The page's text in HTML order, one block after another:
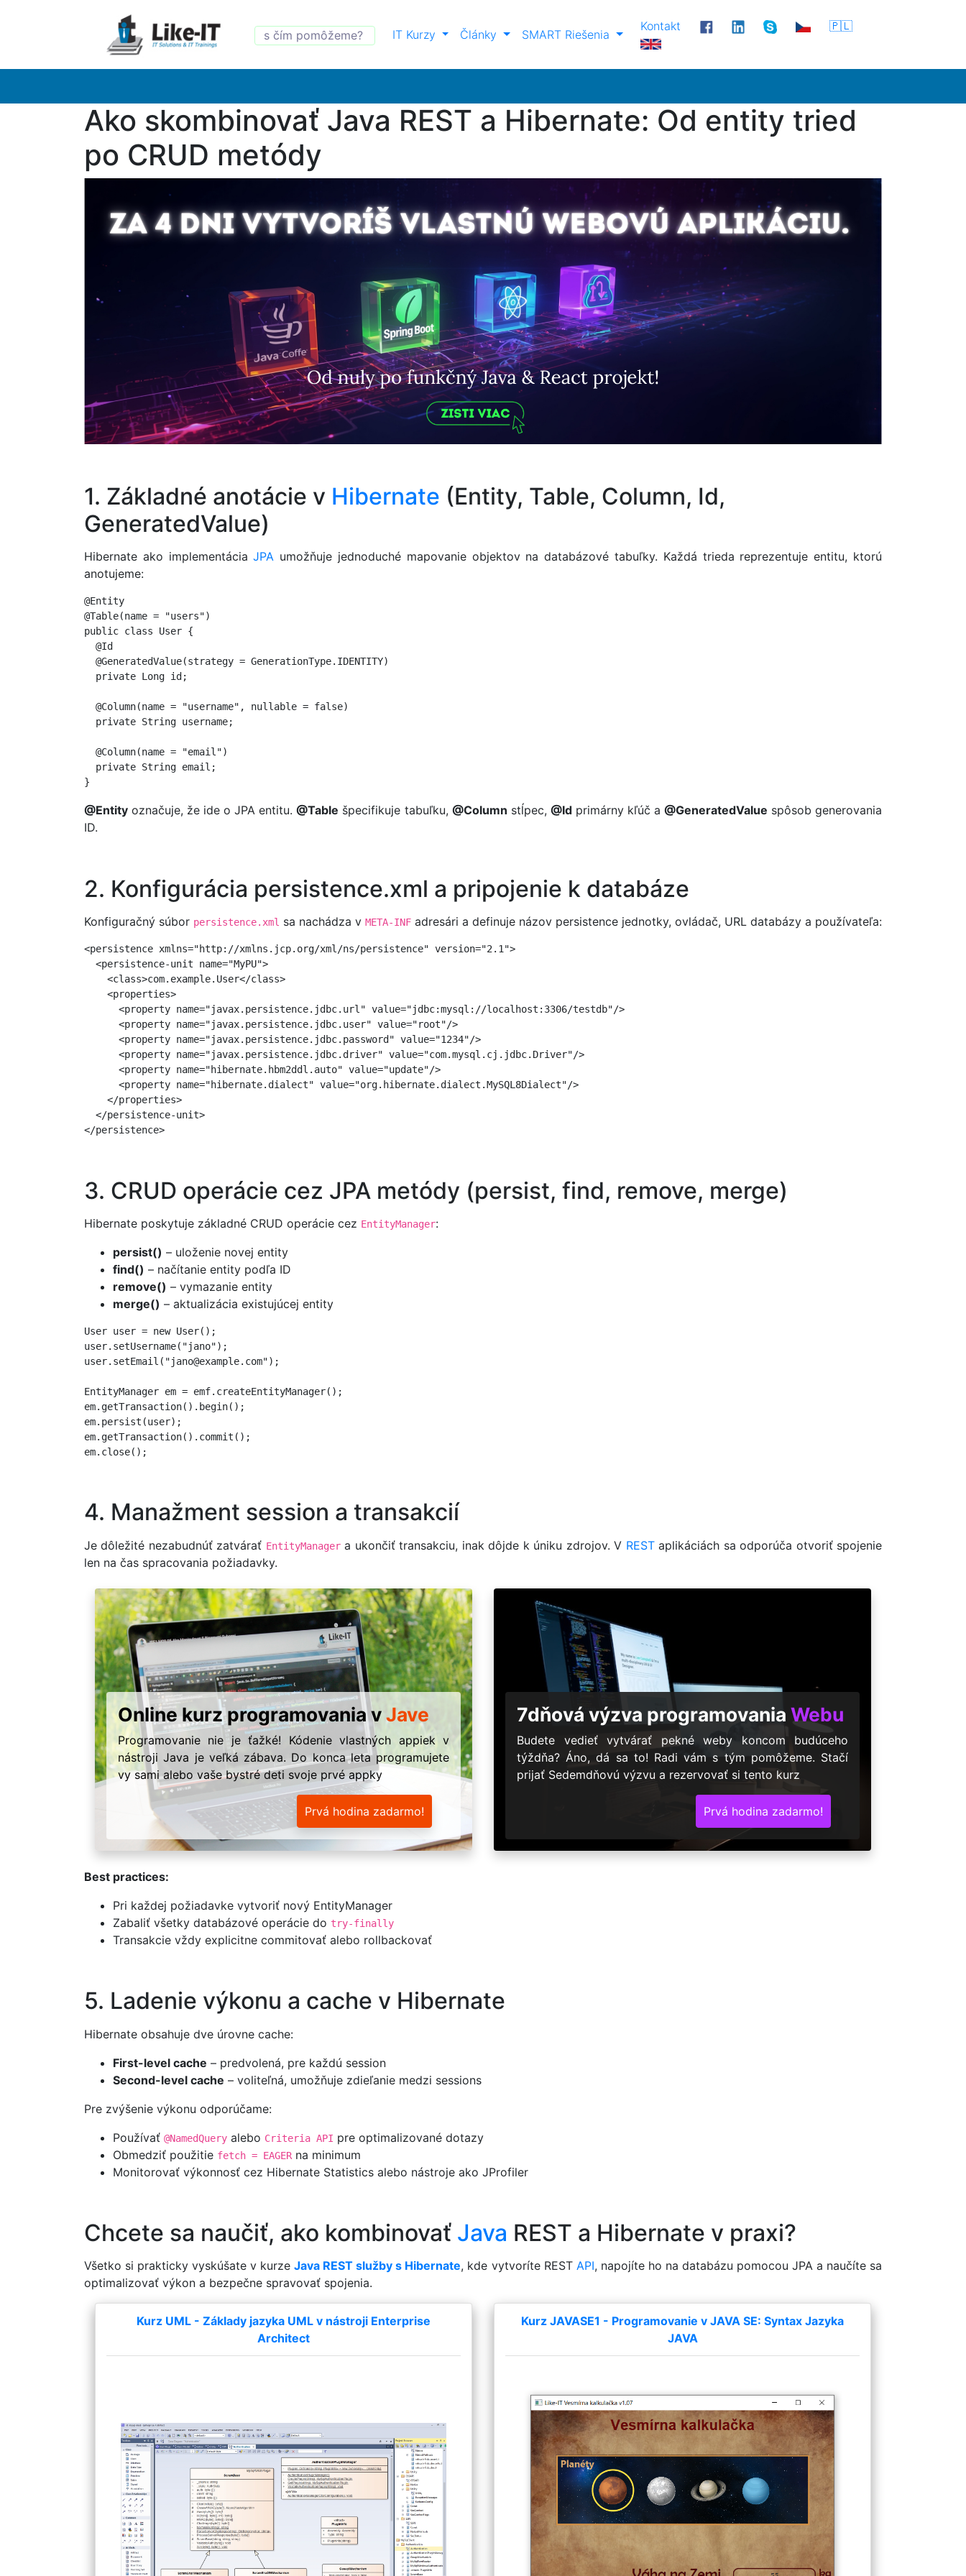
IT Kurzy Články SMART Riešenia
Kontakt 🇵🇱
Ako skombinovať Java REST a Hibernate: Od entity tried
po CRUD metódy
1. Základné anotácie v Hibernate (Entity, Table, Column, Id,
GeneratedValue)
Hibernate ako implementáciaJPA umožňuje jednoduché mapovanie objektov na databázové tabuľky. Každá trieda reprezentuje entitu, ktorú
anotujeme:
@Entity
@Table(name = "users")
public class User {
  @Id
  @GeneratedValue(strategy = GenerationType.IDENTITY)
  private Long id;
  @Column(name = "username", nullable = false)
  private String username;
  @Column(name = "email")
  private String email;
@Entity označuje, že ide o JPA entitu.@Table špecifikuje tabuľku, @Column stĺpec, @Idprimárny kľúč a @GeneratedValue spôsob generovania
ID.
2. Konfigurácia persistence.xml a pripojenie k databáze
Konfiguračný súbor persistence.xml sa nachádza v META-INF adresári a definuje názov persistence jednotky, ovládač, URL databázy a používateľa:
<persistence xmlns="http://xmlns.jcp.org/xml/ns/persistence" version="2.1">
  <persistence-unit name="MyPU">
    <class>com.example.User</class>
    <properties>
      <property name="javax.persistence.jdbc.url" value="jdbc:mysql://localhost:3306/testdb"/>
      <property name="javax.persistence.jdbc.user" value="root"/>
      <property name="javax.persistence.jdbc.password" value="1234"/>
      <property name="javax.persistence.jdbc.driver" value="com.mysql.cj.jdbc.Driver"/>
      <property name="hibernate.hbm2ddl.auto" value="update"/>
      <property name="hibernate.dialect" value="org.hibernate.dialect.MySQL8Dialect"/>
    </properties>
  </persistence-unit>
3. CRUD operácie cez JPA metódy (persist, find, remove, merge)
Hibernate poskytuje základné CRUD operácie cez EntityManager:
persist() – uloženie novej entity
find() – načítanie entity podľa ID
remove() – vymazanie entity
merge() – aktualizácia existujúcej entity
User user = new User();
user.setUsername("jano");
user.setEmail("jano@example.com");
EntityManager em = emf.createEntityManager();
em.getTransaction().begin();
em.persist(user);
em.getTransaction().commit();
4. Manažment session a transakcií
Je dôležité nezabudnúť zatvárať EntityManagera ukončiť transakciu, inak dôjde k úniku zdrojov. V RESTaplikáciách sa odporúča otvoriť spojenie
len na čas spracovania požiadavky.
Online kurz programovania vJave
Programovanie nie je ťažké! Kódenie vlastných appiek v
nástroji Java je veľká zábava. Do konca leta programujete
vy sami alebo vaše bystré deti svoje prvé appky
Prvá hodina zadarmo!
7dňová výzva programovania Webu
Budete vedieť vytvárať pekné weby koncom budúceho
týždňa? Áno, dá sa to! Radi vám s tým pomôžeme. Stačí
prijať Sedemdňovú výzvu a rezervovať si tento kurz
Prvá hodina zadarmo!
Best practices:
Pri každej požiadavke vytvoriť nový EntityManager
Zabaliť všetky databázové operácie do try-finally
Transakcie vždy explicitne commitovať alebo rollbackovať
5. Ladenie výkonu a cache v Hibernate
Hibernate obsahuje dve úrovne cache:
First-level cache – predvolená, pre každú session
Second-level cache – voliteľná, umožňuje zdieľanie medzi sessions
Pre zvýšenie výkonu odporúčame:
Používať @NamedQuery alebo Criteria API pre optimalizované dotazy
Obmedziť použitie fetch = EAGER na minimum
Monitorovať výkonnosť cez Hibernate Statistics alebo nástroje ako JProfiler
Chcete sa naučiť, ako kombinovať Java REST a Hibernate v praxi?
Všetko si prakticky vyskúšate v kurzeJava REST služby s Hibernate, kde vytvoríte REST API, napojíte ho na databázu pomocou JPA a naučíte sa
optimalizovať výkon a bezpečne spravovať spojenia.
Kurz UML - Základy jazyka UML v nástroji Enterprise
Architect
Kurz JAVASE1 - Programovanie v JAVA SE: Syntax Jazyka
JAVA